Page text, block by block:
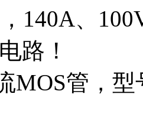
140A、
路！
MOS管，